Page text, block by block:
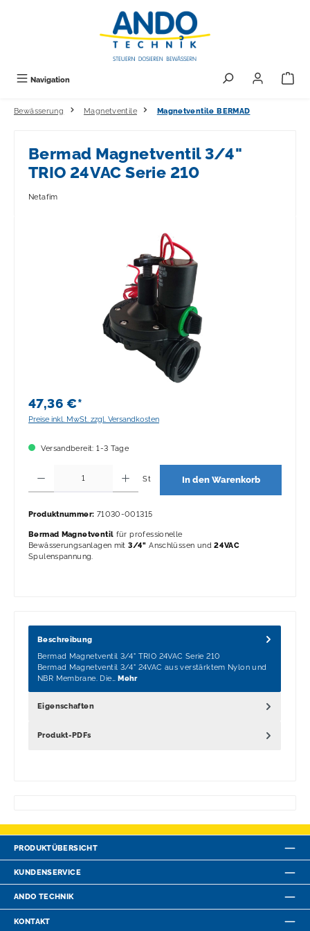
Navigation
Bewässerung Magnetventile Magnetventile BERMAD
Bermad Magnetventil 3/4"
TRIO 24VAC Serie 210
Netafim
47,36 €*
Preise inkl. MwSt. zzgl. Versandkosten
Versandbereit: 1-3 Tage
St In den Warenkorb
Produktnummer: 71030-001315
Bermad Magnetventil für professionelle
Bewässerungsanlagen mit3/4" Anschlüssen und24VAC
Spulenspannung.
Beschreibung
Bermad Magnetventil 3/4" TRIO 24VAC Serie 210
Bermad Magnetventil 3/4" 24VAC aus verstärktem Nylon und
NBR Membrane. Die…Mehr
Eigenschaften
Produkt-PDFs
PRODUKTÜBERSICHT
KUNDENSERVICE
ANDO TECHNIK
KONTAKT